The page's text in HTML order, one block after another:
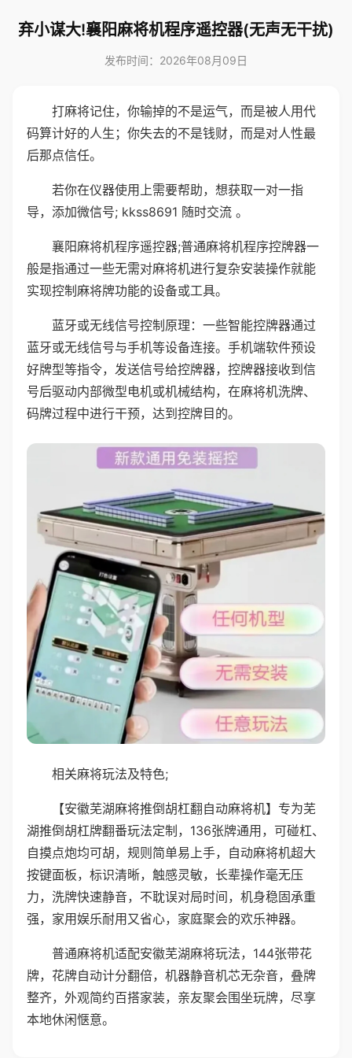
弃小谋大!襄阳麻将机程序遥控器(无声无干扰)
发布时间：2026年08月09日
打麻将记住，你输掉的不是运气，而是被人用代
码算计好的人生；你失去的不是钱财，而是对人性最
后那点信任。
若你在仪器使用上需要帮助，想获取一对一指
导，添加微信号; kkss8691 随时交流 。
襄阳麻将机程序遥控器;普通麻将机程序控牌器一
般是指通过一些无需对麻将机进行复杂安装操作就能
实现控制麻将牌功能的设备或工具。
蓝牙或无线信号控制原理：一些智能控牌器通过
蓝牙或无线信号与手机等设备连接。手机端软件预设
好牌型等指令，发送信号给控牌器，控牌器接收到信
号后驱动内部微型电机或机械结构，在麻将机洗牌、
码牌过程中进行干预，达到控牌目的。
相关麻将玩法及特色;
【安徽芜湖麻将推倒胡杠翻自动麻将机】专为芜
湖推倒胡杠牌翻番玩法定制，136张牌通用，可碰杠、
自摸点炮均可胡，规则简单易上手，自动麻将机超大
按键面板，标识清晰，触感灵敏，长辈操作毫无压
力，洗牌快速静音，不耽误对局时间，机身稳固承重
强，家用娱乐耐用又省心，家庭聚会的欢乐神器。
普通麻将机适配安徽芜湖麻将玩法，144张带花
牌，花牌自动计分翻倍，机器静音机芯无杂音，叠牌
整齐，外观简约百搭家装，亲友聚会围坐玩牌，尽享
本地休闲惬意。